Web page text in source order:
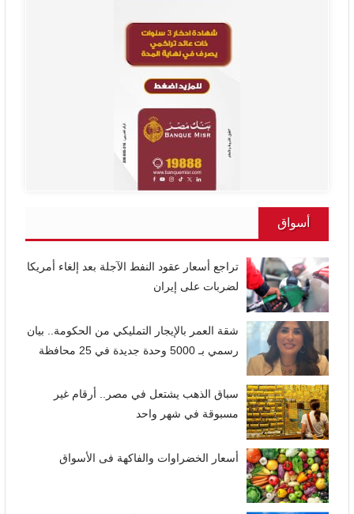
أسواق
تراجع أسعار عقود النفط الآجلة بعد إلغاء أمريكا
لضربات على إيران
شقة العمر بالإيجار التمليكي من الحكومة.. بيان
رسمي بـ 5000 وحدة جديدة في 25 محافظة
سباق الذهب يشتعل في مصر.. أرقام غير
مسبوقة في شهر واحد
أسعار الخضراوات والفاكهة فى الأسواق